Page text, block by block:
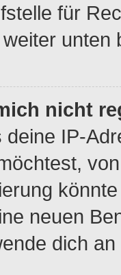
für
unten
nicht
IP-
neuen
dich